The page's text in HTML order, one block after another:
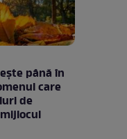
până în
care
de